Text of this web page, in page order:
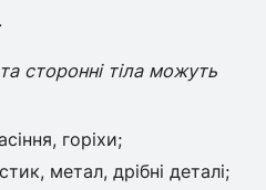
сторонні тіла можуть
горіхи;
метал, дрібні деталі;